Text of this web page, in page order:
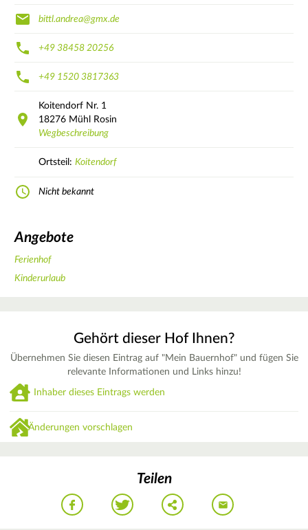
bittl.andrea@gmx.de
+49 38458 20256
+49 1520 3817363
Koitendorf Nr. 1
18276 Mühl Rosin
Wegbeschreibung
Ortsteil: Koitendorf
Nicht bekannt
Angebote
Ferienhof
Kinderurlaub
Gehört dieser Hof Ihnen?
Übernehmen Sie diesen Eintrag auf "Mein Bauernhof" und fügen Sie
relevante Informationen und Links hinzu!
Inhaber dieses Eintrags werden
Änderungen vorschlagen
Teilen